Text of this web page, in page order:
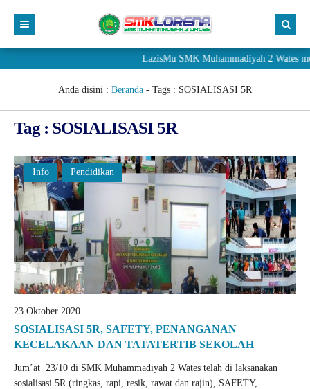
LazisMu SMK Muhammadiyah 2 Wates
Anda disini : Beranda - Tags : SOSIALISASI 5R
Tag : SOSIALISASI 5R
Info Pendidikan
23 Oktober 2020
SOSIALISASI 5R, SAFETY, PENANGANAN
KECELAKAAN DAN TATATERTIB SEKOLAH
Jum’at 23/10 di SMK Muhammadiyah 2 Wates telah di laksanakan
sosialisasi 5R (ringkas, rapi, resik, rawat dan rajin), SAFETY,